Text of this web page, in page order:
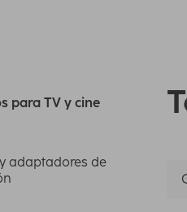
para TV y cine
adaptadores de